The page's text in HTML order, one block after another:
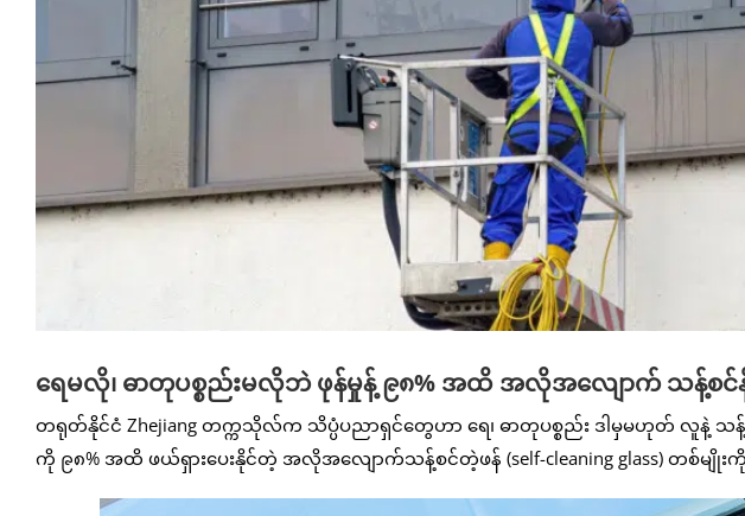
ရေမလို၊ ဓာတုပစ္စည်းမလိုဘဲ ဖုန်မှုန့် ၉၈% အထိ အလိုအလျောက် သန့်
တရုတ်နိုင်ငံ Zhejiang တက္ကသိုလ်က သိပ္ပံပညာရှင်တွေဟာ ရေ၊ ဓာတုပစ္စည်း ဒါမှမဟုတ် လူနဲ့ သ
ကို ၉၈% အထိ ဖယ်ရှားပေးနိုင်တဲ့ အလိုအလျောက်သန့်စင်တဲ့ဖန် (self-cleaning glass) တစ်မ